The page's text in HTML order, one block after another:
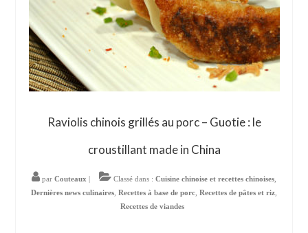
Raviolis chinois grillés au porc – Guotie : le
croustillant made in China
par Couteaux Classé dans : Cuisine chinoise et recettes chinoises
Dernières news culinaires Recettes à base de porc Recettes de pâtes et riz
Recettes de viandes